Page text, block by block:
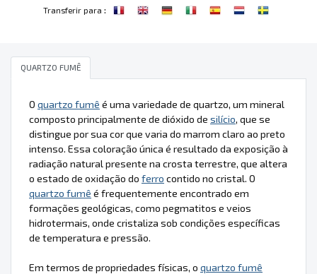
Transferir para :
QUARTZO FUMÊ
O quartzo fumê é uma variedade de quartzo, um mineral
composto principalmente de dióxido de silício, que se
distingue por sua cor que varia do marrom claro ao preto
intenso. Essa coloração única é resultado da exposição à
radiação natural presente na crosta terrestre, que altera
o estado de oxidação do ferro contido no cristal. O
quartzo fumê é frequentemente encontrado em
formações geológicas, como pegmatitos e veios
hidrotermais, onde cristaliza sob condições específicas
de temperatura e pressão.
Em termos de propriedades físicas, o quartzo fumê